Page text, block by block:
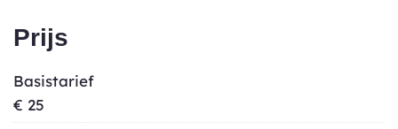
Prijs
Basistarief
€ 25